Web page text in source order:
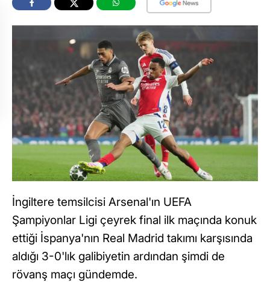
İngiltere temsilcisi Arsenal'ın UEFA
Şampiyonlar Ligi çeyrek final ilk maçında konuk
ettiği İspanya'nın Real Madrid takımı karşısında
aldığı 3-0'lık galibiyetin ardından şimdi de
rövanş maçı gündemde.